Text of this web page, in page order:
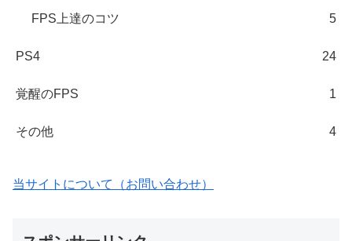
FPS上達のコツ 5
PS4 24
覚醒のFPS 1
その他 4
当サイトについて（お問い合わせ）